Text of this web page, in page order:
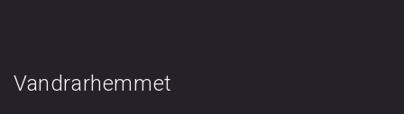
Vandrarhemmet